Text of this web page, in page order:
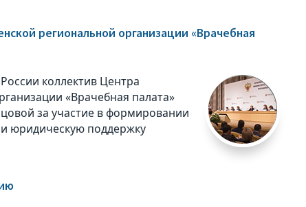
региональной организации «Врачебная
коллектив Центра
«Врачебная палата»
за участие в формировании
юридическую поддержку